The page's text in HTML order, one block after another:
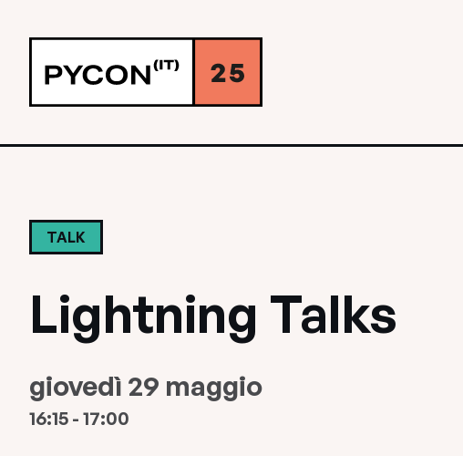
TALK
Lightning Talks
giovedì 29 maggio
16:15 - 17:00